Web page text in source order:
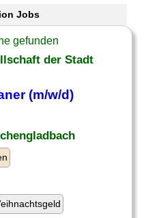
Jobs
gefunden
der Stadt
(m/w/d)